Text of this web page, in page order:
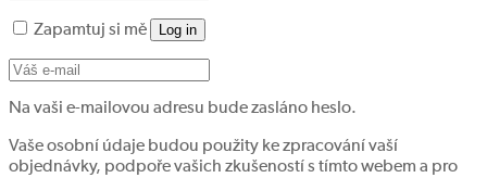
Zapamtuj si mě Log in
Na vaši e-mailovou adresu bude zasláno heslo.
Vaše osobní údaje budou použity ke zpracování vaší
objednávky, podpoře vašich zkušeností s tímto webem a pro